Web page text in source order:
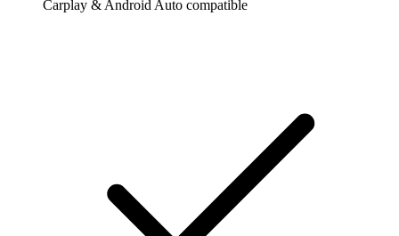
Carplay & Android Auto compatible